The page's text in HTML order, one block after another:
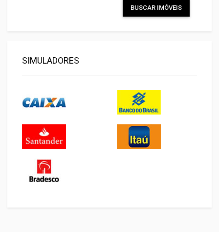
BUSCAR IMÓVEIS
SIMULADORES